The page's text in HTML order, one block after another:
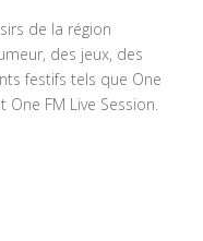
de la région
des jeux, des
festifs tels que One
FM Live Session.